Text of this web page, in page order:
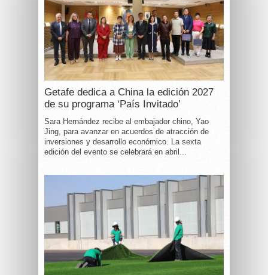
Getafe dedica a China la edición 2027
de su programa ‘País Invitado’
Sara Hernández recibe al embajador chino, Yao
Jing, para avanzar en acuerdos de atracción de
inversiones y desarrollo económico. La sexta
edición del evento se celebrará en abril...